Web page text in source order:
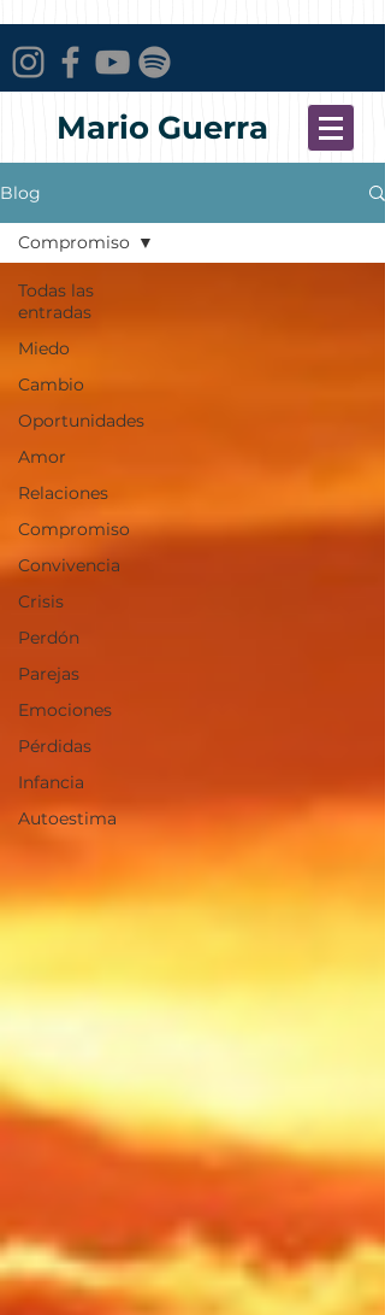
Mario Guerra
Blog
Todas las
entradas
Miedo
Cambio
Oportunidades
Amor
Relaciones
Compromiso
Convivencia
Crisis
Perdón
Parejas
Emociones
Pérdidas
Infancia
Autoestima
Compromiso